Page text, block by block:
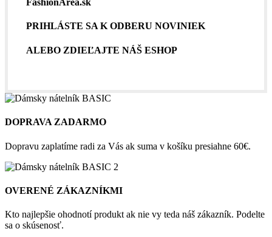
FashionArea.sk
PRIHLÁSTE SA K ODBERU NOVINIEK
ALEBO ZDIEĽAJTE NÁŠ ESHOP
DOPRAVA ZADARMO
Dopravu zaplatíme radi za Vás ak suma v košíku presiahne 60€.
OVERENÉ ZÁKAZNÍKMI
Kto najlepšie ohodnotí produkt ak nie vy teda náš zákazník. Podelte
sa o skúsenosť.